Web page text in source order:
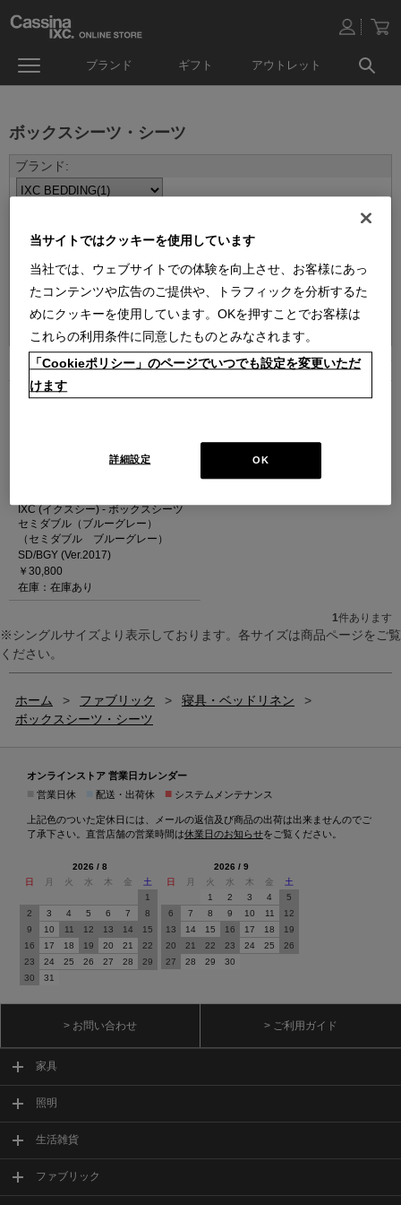
ブランド ギフト アウトレット
ボックスシーツ・シーツ
並べ替え：
1件あります
IXC (イクスシー) - ボックスシーツ
セミダブル（ブルーグレー）
（セミダブル ブルーグレー）
SD/BGY (Ver.2017)
￥30,800
在庫：在庫あり
1件あります
※シングルサイズより表示しております。各サイズは商品ページをご覧
ください。
ホーム > ファブリック > 寝具・ベッドリネン
>
ボックスシーツ・シーツ
オンラインストア 営業日カレンダー
営業日休 配送・出荷休 ■ システムメンテナンス
上記色のついた定休日には、メールの返信及び商品の出荷は出来ませんのでご
了承下さい。直営店舗の営業時間は休業日のお知らせをご覧ください。
2026 / 8
日
月 火 水 木 金
土
1
2
3 4 5 6 7
8
9
10 11 12 13 14
15
16
17 18 19 20 21
22
23
24 25 26 27 28
29
30
31
2026 / 9
日
月 火 水 木 金
土
1
2 3 4
5
6
7 8 9 10 11
12
13
14 15 16 17 18
19
20
21 22 23 24 25
26
27
28 29 30
> お問い合わせ > ご利用ガイド
家具
照明
生活雑貨
ファブリック
当サイトではクッキーを使用しています
当社では、ウェブサイトでの体験を向上させ、お客様にあっ
たコンテンツや広告のご提供や、トラフィックを分析するた
めにクッキーを使用しています。OKを押すことでお客様は
これらの利用条件に同意したものとみなされます。
「Cookieポリシー」のページでいつでも設定を変更いただ
けます
OK
詳細設定